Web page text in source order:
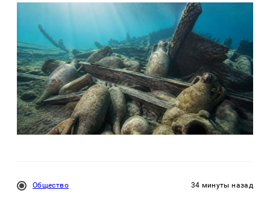
Общество 34 минуты назад